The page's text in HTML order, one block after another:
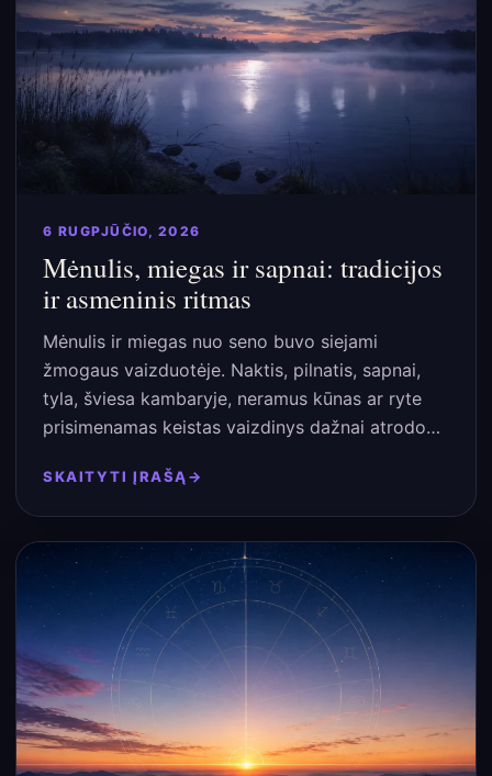
6 RUGPJŪČIO, 2026
Mėnulis, miegas ir sapnai: tradicijos
ir asmeninis ritmas
Mėnulis ir miegas nuo seno buvo siejami
žmogaus vaizduotėje. Naktis, pilnatis, sapnai,
tyla, šviesa kambaryje, neramus kūnas ar ryte
prisimenamas keistas vaizdinys dažnai atrodo…
SKAITYTI ĮRAŠĄ